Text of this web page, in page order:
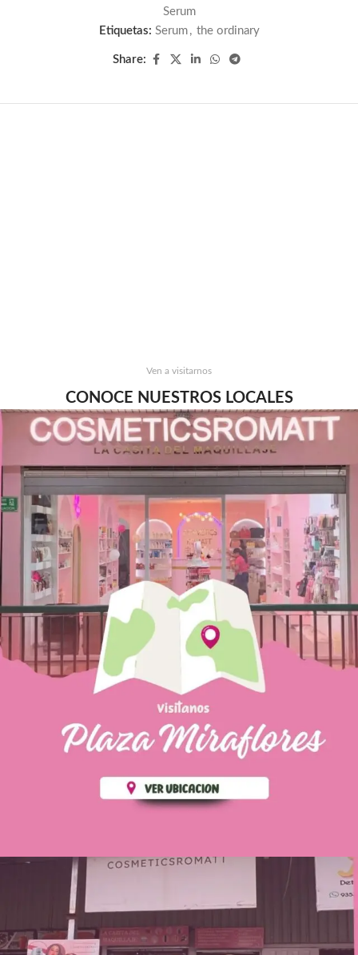
Serum
Etiquetas: Serum , the ordinary
Share:
Ven a visitarnos
CONOCE NUESTROS LOCALES